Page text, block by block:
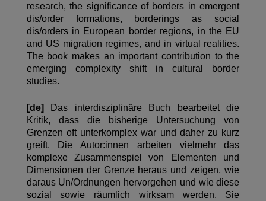
research, the significance of borders in emergent
dis/order formations, borderings as social
dis/orders in European border regions, in the EU
and US migration regimes, and in virtual realities.
The book makes an important contribution to the
emerging complexity shift in cultural border
studies.
[de]
Das interdisziplinäre Buch bearbeitet die
Kritik, dass die bisherige Untersuchung von
Grenzen oft unterkomplex war und daher zu kurz
greift. Die Autor:innen arbeiten vielmehr das
komplexe Zusammenspiel von Elementen und
Dimensionen der Grenze heraus und zeigen, wie
daraus Un/Ordnungen hervorgehen und wie diese
sozial sowie räumlich wirksam werden. Sie